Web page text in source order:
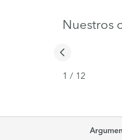
Nuestros
1 / 12